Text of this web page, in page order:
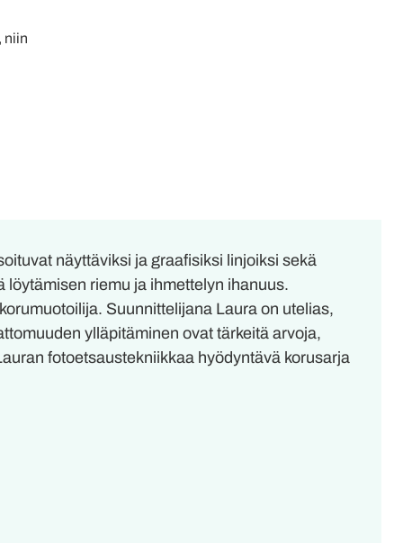
niin
näyttäviksi ja graafisiksi linjoiksi sekä
riemu ja ihmettelyn ihanuus.
Suunnittelijana Laura on utelias,
ylläpitäminen ovat tärkeitä arvoja,
fotoetsaustekniikkaa hyödyntävä korusarja